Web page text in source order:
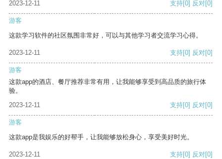
2023-12-11 支持[0] 反对[0]
游客
这款学习软件的社区氛围非常好，可以与其他学习者交流学习心得。
2023-12-11 支持[0] 反对[0]
游客
这款app的酒店、餐厅推荐非常有用，让我能够享受到高品质的旅行体
验。
2023-12-11
支持[0] 反对[0]
游客
这款app是我娱乐的好帮手，让我能够放松身心，享受美好时光。
2023-12-11 支持[0] 反对[0]